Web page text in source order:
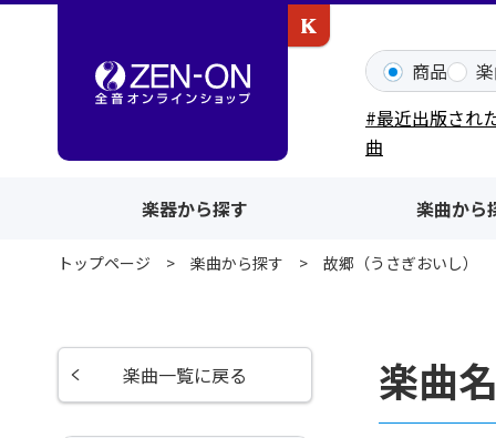
商品
#最近出版され
曲
楽器から探す 楽曲から
トップページ 楽曲から探す 故郷（うさぎおいし）
楽曲
楽曲一覧に戻る